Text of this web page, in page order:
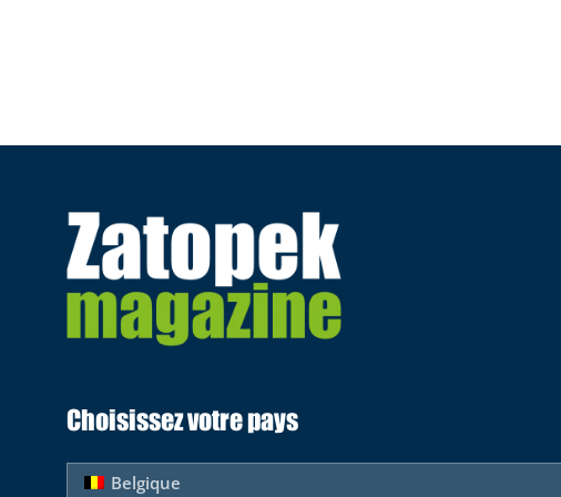
Choisissez votre pays
Belgique